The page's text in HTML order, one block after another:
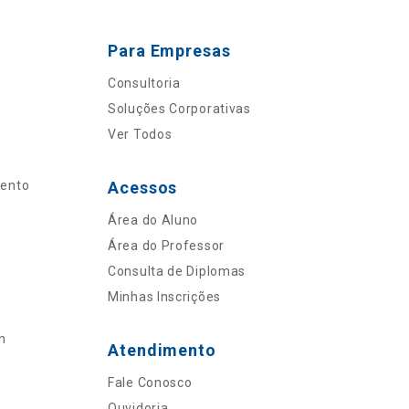
Para Empresas
Consultoria
Soluções Corporativas
Ver Todos
Acessos
Área do Aluno
Área do Professor
Consulta de Diplomas
Minhas Inscrições
Atendimento
Fale Conosco